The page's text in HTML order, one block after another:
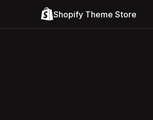
Shopify Theme Store